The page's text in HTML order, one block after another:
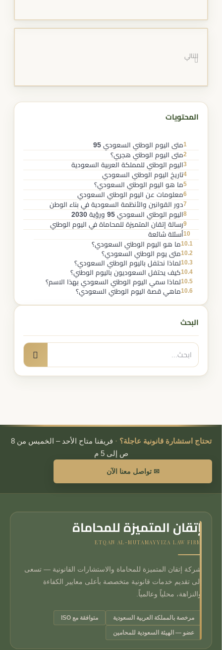
التالي
المحتويات
1متى اليوم الوطني السعودي 95
2متى اليوم الوطني هجري؟
3اليوم الوطني للمملكة العربية السعودية​
4تاريخ اليوم الوطني السعودي​
5ما هو اليوم الوطني السعودي​؟
6معلومات عن اليوم الوطني السعودي​
7دور القوانين والأنظمة السعودية في بناء الوطن
8اليوم الوطني السعودي 95 ورؤية 2030
9رسالة إتقان المتميزة للمحاماة في اليوم الوطني
10أسئلة شائعة
10.1ما هو اليوم الوطني السعودي​؟
10.2متى يوم الوطني السعودي​؟
10.3لماذا نحتفل باليوم الوطني السعودي​؟
10.4كيف يحتفل السعوديون باليوم الوطني؟
10.5لماذا سمي اليوم الوطني السعودي بهذا الاسم؟
10.6ماهي قصة اليوم الوطني السعودي؟
البحث
البحث
عن:
بحث
تحتاج استشارة قانونية عاجلة؟ ·
فريقنا متاح الأحد – الخميس من 8
ص إلى 5 م
✉ تواصل معنا الآن
إتقان المتميزة للمحاماة
ETQAN AL-MUTAMAYYIZA LAW FIRM
شركة إتقان المتميزة للمحاماة والاستشارات القانونية — تسعى
إلى تقديم خدمات قانونية متخصصة بأعلى معايير الكفاءة
والنزاهة، محلياً وعالمياً.
مرخصة بالمملكة العربية السعودية متوافقة مع ISO
عضو — الهيئة السعودية للمحامين